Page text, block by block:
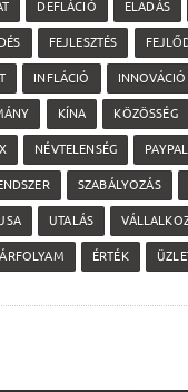
DEFLÁCIÓ ELADÁS
FEJLESZTÉS
INFLÁCIÓ INNOVÁCIÓ
KÍNA KÖZÖSSÉG
NÉVTELENSÉG PAYPAL
SZABÁLYOZÁS
UTALÁS
ÁRFOLYAM ÉRTÉK